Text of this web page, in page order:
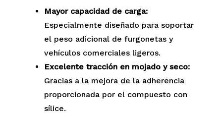
Mayor capacidad de carga:
Especialmente diseñado para soportar
el peso adicional de furgonetas y
vehículos comerciales ligeros.
Excelente tracción en mojado y seco:
Gracias a la mejora de la adherencia
proporcionada por el compuesto con
sílice.